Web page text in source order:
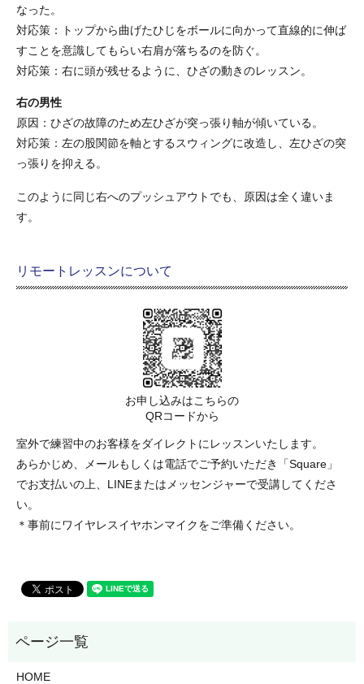
なった。
対応策：トップから曲げたひじをボールに向かって直線的に伸ば
すことを意識してもらい右肩が落ちるのを防ぐ。
対応策：右に頭が残せるように、ひざの動きのレッスン。
右の男性
原因：ひざの故障のため左ひざが突っ張り軸が傾いている。
対応策：左の股関節を軸とするスウィングに改造し、左ひざの突
っ張りを抑える。
このように同じ右へのプッシュアウトでも、原因は全く違いま
す。
リモートレッスンについて
お申し込みはこちらの
QRコードから
室外で練習中のお客様をダイレクトにレッスンいたします。
あらかじめ、メールもしくは電話でご予約いただき「Square」
でお支払いの上、LINEまたはメッセンジャーで受講してくださ
い。
＊事前にワイヤレスイヤホンマイクをご準備ください。
HOME